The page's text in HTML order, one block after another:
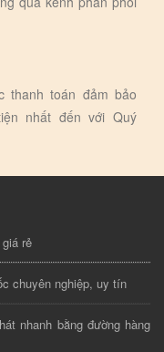
thanh toán đảm bảo
nhất đến với Quý
rẻ
chuyên nghiệp, uy tín
nhanh bằng đường hàng